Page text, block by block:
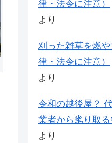
律・法令に注意）
より
刈った雑草を燃
律・法令に注意）
より
令和の越後屋？
業者から毟り取る
より